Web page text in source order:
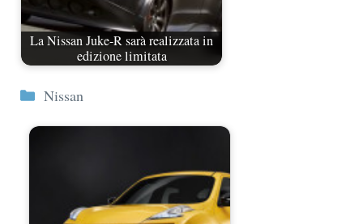
La Nissan Juke-R sarà realizzata in
edizione limitata
Categorie
Nissan